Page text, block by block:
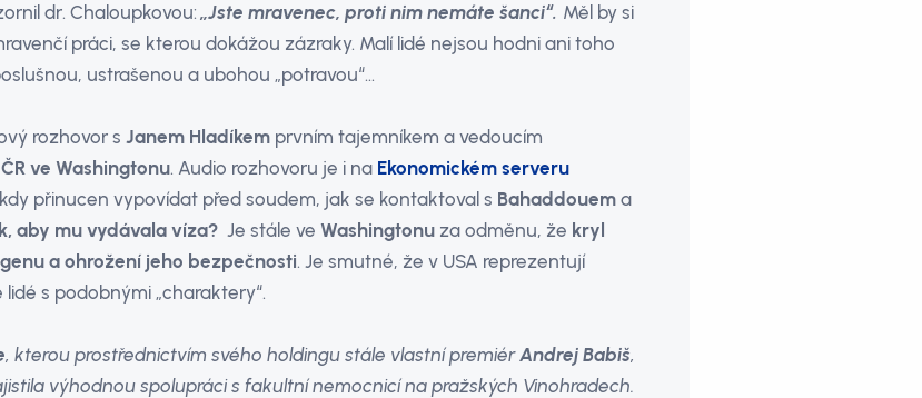
dr. Chaloupkovou:„Jste mravenec, proti nim nemáte šanci“. Měl by si
práci, se kterou dokážou zázraky. Malí lidé nejsou hodni ani toho
ustrašenou a ubohou „potravou“…
rozhovor s Janem Hladíkemprvním tajemníkem a vedoucím
ve Washingtonu. Audio rozhovoru je i na Ekonomickém serveru
přinucen vypovídat před soudem, jak se kontaktoval s Bahaddouem a
aby mu vydávala víza?Je stále ve Washingtonu za odměnu, že kryl
a ohrožení jeho bezpečnosti. Je smutné, že v USA reprezentují
s podobnými „charaktery“.
, kterou prostřednictvím svého holdingu stále vlastní premiérAndrej Babiš,
výhodnou spolupráci s fakultní nemocnicí na pražských Vinohradech.